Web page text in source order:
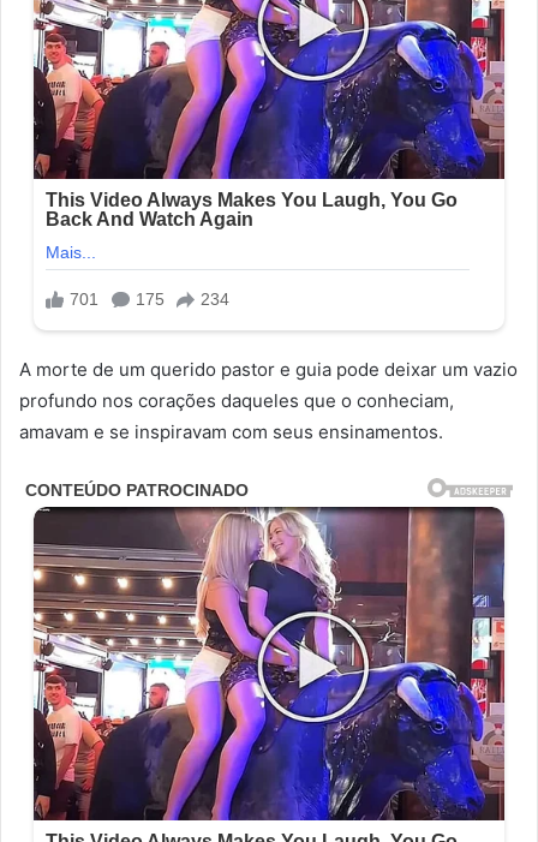
A morte de um querido pastor e guia pode deixar um vazio
profundo nos corações daqueles que o conheciam,
amavam e se inspiravam com seus ensinamentos.